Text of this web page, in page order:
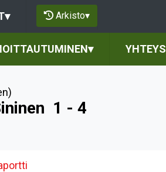
▾ Arkisto▾
▾
1 - 4